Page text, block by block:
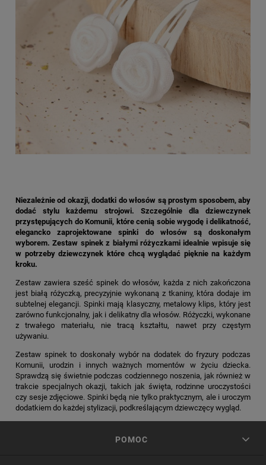
Niezależnie od okazji, dodatki do włosów są prostym sposobem, aby
dodać stylu każdemu strojowi. Szczególnie dla dziewczynek
przystępujących do Komunii, które cenią sobie wygodę i delikatność,
elegancko zaprojektowane spinki do włosów są doskonałym
wyborem. Zestaw spinek z białymi różyczkami idealnie wpisuje się
w potrzeby dziewczynek które chcą wyglądać pięknie na każdym
kroku.
Zestaw zawiera sześć spinek do włosów, każda z nich zakończona
jest białą różyczką, precyzyjnie wykonaną z tkaniny, która dodaje im
subtelnej elegancji. Spinki mają klasyczny, metalowy klips, który jest
zarówno funkcjonalny, jak i delikatny dla włosów. Różyczki, wykonane
z trwałego materiału, nie tracą kształtu, nawet przy częstym
używaniu.
Zestaw spinek to doskonały wybór na dodatek do fryzury podczas
Komunii, urodzin i innych ważnych momentów w życiu dziecka.
Sprawdzą się świetnie podczas codziennego noszenia, jak również w
trakcie specjalnych okazji, takich jak święta, rodzinne uroczystości
czy sesje zdjęciowe. Spinki będą nie tylko praktycznym, ale i uroczym
dodatkiem do każdej stylizacji, podkreślającym dziewczęcy wygląd.
POMOC